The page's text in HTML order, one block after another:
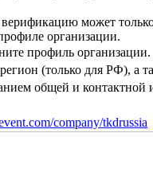
верификацию может
организации.
профиль
(только для РФ), а
общей и
company/tkdrussia